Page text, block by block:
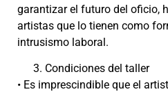
garantizar el futuro del oficio,
artistas que lo tienen como
intrusismo laboral.
Condiciones del taller
• Es imprescindible que el